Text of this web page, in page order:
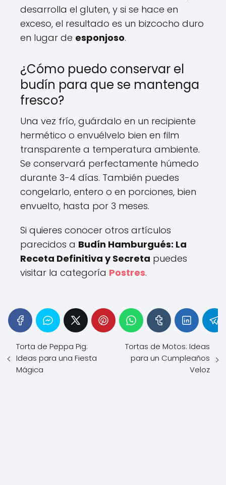
desarrolla el gluten, y si se hace en
exceso, el resultado es un bizcocho duro
en lugar de esponjoso.
¿Cómo puedo conservar el
budín para que se mantenga
fresco?
Una vez frío, guárdalo en un recipiente
hermético o envuélvelo bien en film
transparente a temperatura ambiente.
Se conservará perfectamente húmedo
durante 3-4 días. También puedes
congelarlo, entero o en porciones, bien
envuelto, hasta por 3 meses.
Si quieres conocer otros artículos
parecidos a Budín Hamburgués: La
Receta Definitiva y Secreta puedes
visitar la categoría Postres.
Torta de Peppa Pig:
Ideas para una Fiesta
Mágica
Tortas de Motos: Ideas
para un Cumpleaños
Veloz